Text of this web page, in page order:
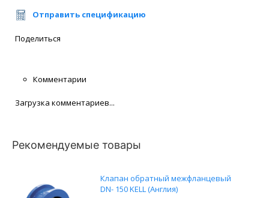
Отправить спецификацию
Поделиться
Комментарии
Загрузка комментариев...
Рекомендуемые товары
Клапан обратный межфланцевый
DN- 150 KELL (Англия)